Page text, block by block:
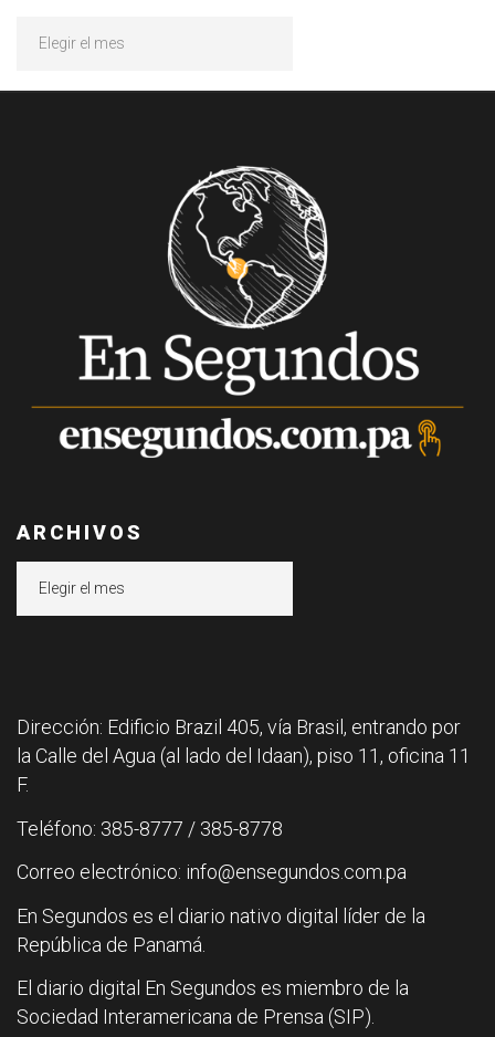
ARCHIVOS
Dirección: Edificio Brazil 405, vía Brasil, entrando por
la Calle del Agua (al lado del Idaan), piso 11, oficina 11
F.
Teléfono: 385-8777 / 385-8778
Correo electrónico: info@ensegundos.com.pa
En Segundos es el diario nativo digital líder de la
República de Panamá.
El diario digital En Segundos es miembro de la
Sociedad Interamericana de Prensa (SIP).